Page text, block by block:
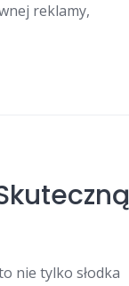
reklamy,
nie tylko słodka